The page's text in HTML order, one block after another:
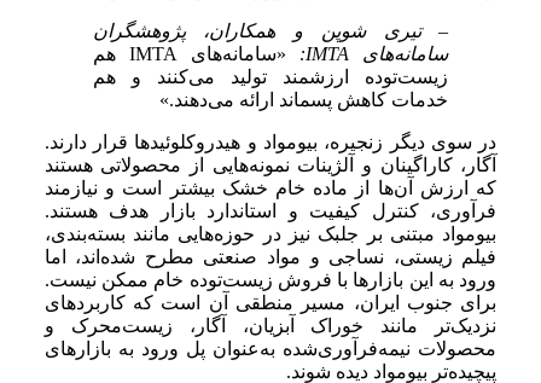
– تیری شوپن و همکاران، پژوهشگران
سامانه‌های IMTA:
«سامانه‌های IMTA هم
زیست‌توده ارزشمند تولید می‌کنند و هم
خدمات کاهش پسماند ارائه می‌دهند.»
در سوی دیگر زنجیره، بیومواد و هیدروکلوئیدها قرار دارند.
آگار، کاراگینان و آلژینات نمونه‌هایی از محصولاتی هستند
که ارزش آن‌ها از ماده خام خشک بیشتر است و نیازمند
فرآوری، کنترل کیفیت و استاندارد بازار هدف هستند.
بیومواد مبتنی بر جلبک نیز در حوزه‌هایی مانند بسته‌بندی،
فیلم زیستی، نساجی و مواد صنعتی مطرح شده‌اند، اما
ورود به این بازارها با فروش زیست‌توده خام ممکن نیست.
برای جنوب ایران، مسیر منطقی آن است که کاربردهای
نزدیک‌تر مانند خوراک آبزیان، آگار، زیست‌محرک و
محصولات نیمه‌فرآوری‌شده به‌عنوان پل ورود به بازارهای
پیچیده‌تر بیومواد دیده شوند.